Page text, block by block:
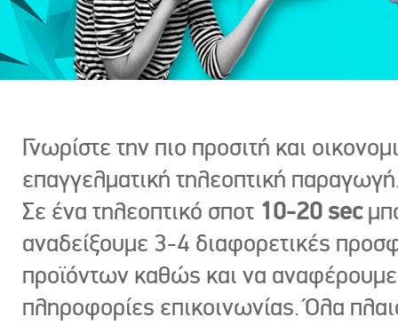
Γνωρίστε την πιο προσιτή και
επαγγελματική τηλεοπτική
Σε ένα τηλεοπτικό σποτ 10-20 sec
αναδείξουμε 3-4 διαφορετικές
προϊόντων καθώς και να
πληροφορίες επικοινωνίας. Όλα